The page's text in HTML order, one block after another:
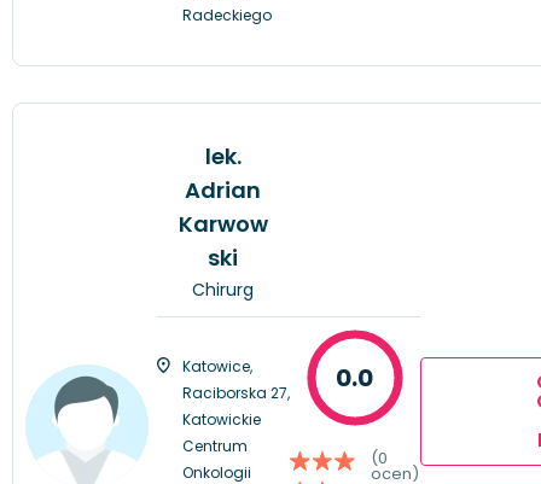
Radeckiego
lek.
Adrian
Karwow
ski
Chirurg
Katowice,
Raciborska 27,
Katowickie
Centrum
Onkologii
0.0
(0
ocen)